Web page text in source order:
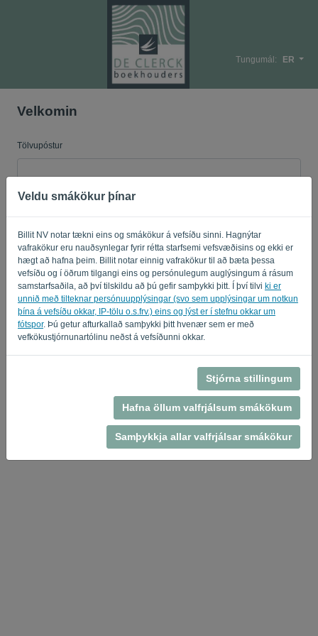
Veldu smákökur þínar
Billit NV notar tækni eins og smákökur á vefsíðu sinni. Hagnýtar
vafrakökur eru nauðsynlegar fyrir rétta starfsemi vefsvæðisins og ekki er
hægt að hafna þeim. Billit notar einnig vafrakökur til að bæta þessa
vefsíðu og í öðrum tilgangi eins og persónulegum auglýsingum á rásum
samstarfsaðila, að því tilskildu að þú gefir samþykki þitt. Í því tilvi ki er
unnið með tilteknar persónuupplýsingar (svo sem upplýsingar um notkun
þína á vefsíðu okkar, IP-tölu o.s.frv.) eins og lýst er í stefnu okkar um
fótspor. Þú getur afturkallað samþykki þitt hvenær sem er með
vefkökustjórnunartólinu neðst á vefsíðunni okkar.
Stjórna stillingum
Hafna öllum valfrjálsum smákökum
Samþykkja allar valfrjálsar smákökur
Tungumál: ER
Velkomin
Tölvupóstur
Lykilorð
Muna eftir mér Gleymt lykilorð?
SKRÁÐU ÞIG INN
Skilmálar og skilyrði